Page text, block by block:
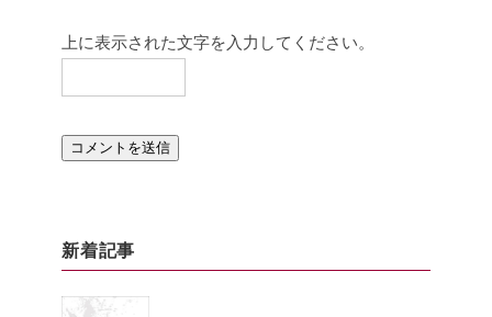
上に表示された文字を入力してください。
新着記事